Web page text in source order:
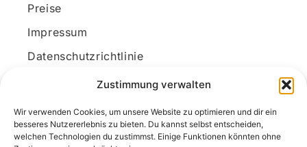
Zustimmung verwalten
Wir verwenden Cookies, um unsere Website zu optimieren und dir ein
besseres Nutzererlebnis zu bieten. Du kannst selbst entscheiden,
welchen Technologien du zustimmst. Einige Funktionen könnten ohne
Preise
Impressum
Datenschutzrichtlinie
Kundenkonto
Unsere Kontaktdaten
E-Mail: kontakt@docanonym.com